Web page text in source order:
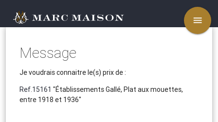
menu
Message
Je voudrais connaitre le(s) prix de :
Ref.15161 "Établissements Gallé, Plat aux mouettes,
entre 1918 et 1936"